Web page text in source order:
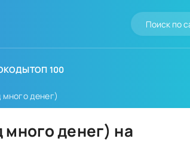
ТОП 100
денег)
денег) на